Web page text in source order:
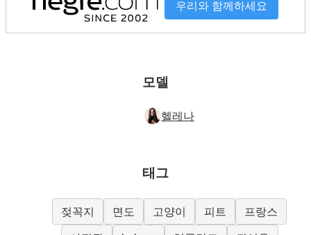
우리와 함께하세요
모델
헬레나
태그
젖꼭지 면도 고양이 피트
프랑스